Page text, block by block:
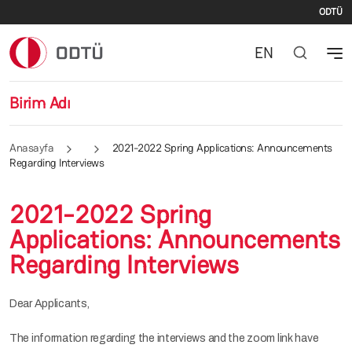
ODTÜ
Birim Adı
EN
Anasayfa
2021-2022 Spring Applications: Announcements
Regarding Interviews
2021-2022 Spring
Applications: Announcements
Regarding Interviews
Dear Applicants,
The information regarding the interviews and the zoom link have